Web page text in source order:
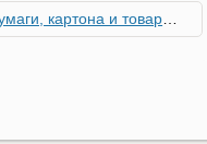
материалов в Чехии - простая лицензия №13